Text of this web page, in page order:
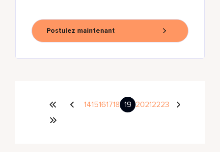
Postulez maintenant
1415161718 19 20212223